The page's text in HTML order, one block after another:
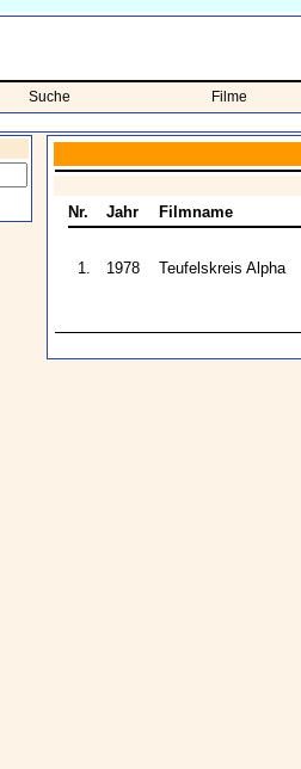
Suche Filme
Nr. Jahr Filmname
1. 1978 Teufelskreis Alpha